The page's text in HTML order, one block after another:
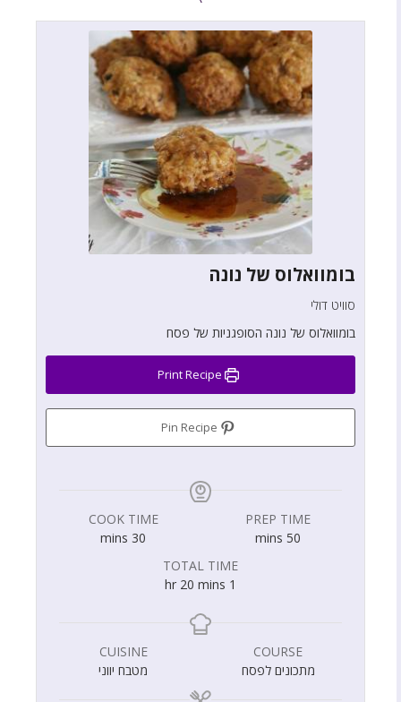
בומוואלוס של נונה
סוויט דולי
בומוואלוס של נונה הסופגניות של פסח
PREP TIME
50
mins
COOK TIME
30
mins
TOTAL TIME
1
hr 20 mins
COURSE
מתכונים לפסח
CUISINE
מטבח יווני